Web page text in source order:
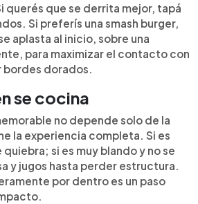
querés que se derrita mejor, tapá
Si preferís una smash burger,
aplasta al inicio, sobre una
para maximizar el contacto con
bordes dorados.
se cocina
no depende solo de la
la experiencia completa. Si es
si es muy blando y no se
y jugos hasta perder estructura.
por dentro es un paso